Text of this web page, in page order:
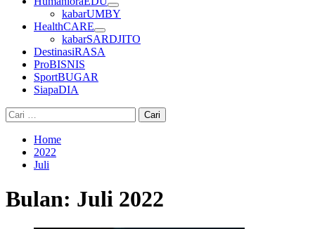
kabarUMBY
HealthCARE
kabarSARDJITO
DestinasiRASA
ProBISNIS
SportBUGAR
SiapaDIA
Cari
untuk:
Home
2022
Juli
Bulan: Juli 2022